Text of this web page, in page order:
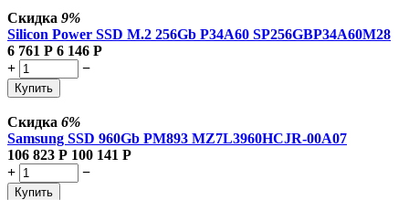
Скидка 9%
Silicon Power SSD M.2 256Gb P34A60 SP256GBP34A60M28
6 761 Р 6 146 Р
+
−
Купить
Скидка 6%
Samsung SSD 960Gb PM893 MZ7L3960HCJR-00A07
106 823 Р 100 141 Р
+
−
Купить